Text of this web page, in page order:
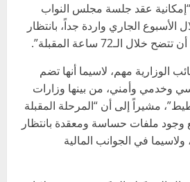
“إمكانية عقد جلسة مجلس النواب
الجاري واردة جداً، بانتظار
الـ72 ساعة المقبلة”.
الوزارية مهم، لاسيما أنها تضم
وخدمي وأمني، من بينها وزارات
مشيراً إلى أن “المرحلة المقبلة
وجود ملفات حساسة ومعقدة بانتظار
في الجوانب المالية